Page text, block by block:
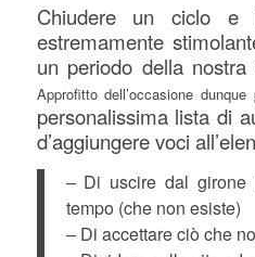
Chiudere un ciclo e
estremamente
un periodo della
Approfitto dell’occasione
personalissima lista di
d’aggiungere voci
– Di uscire dal girone
tempo (che non esiste)
– Di accettare ciò che